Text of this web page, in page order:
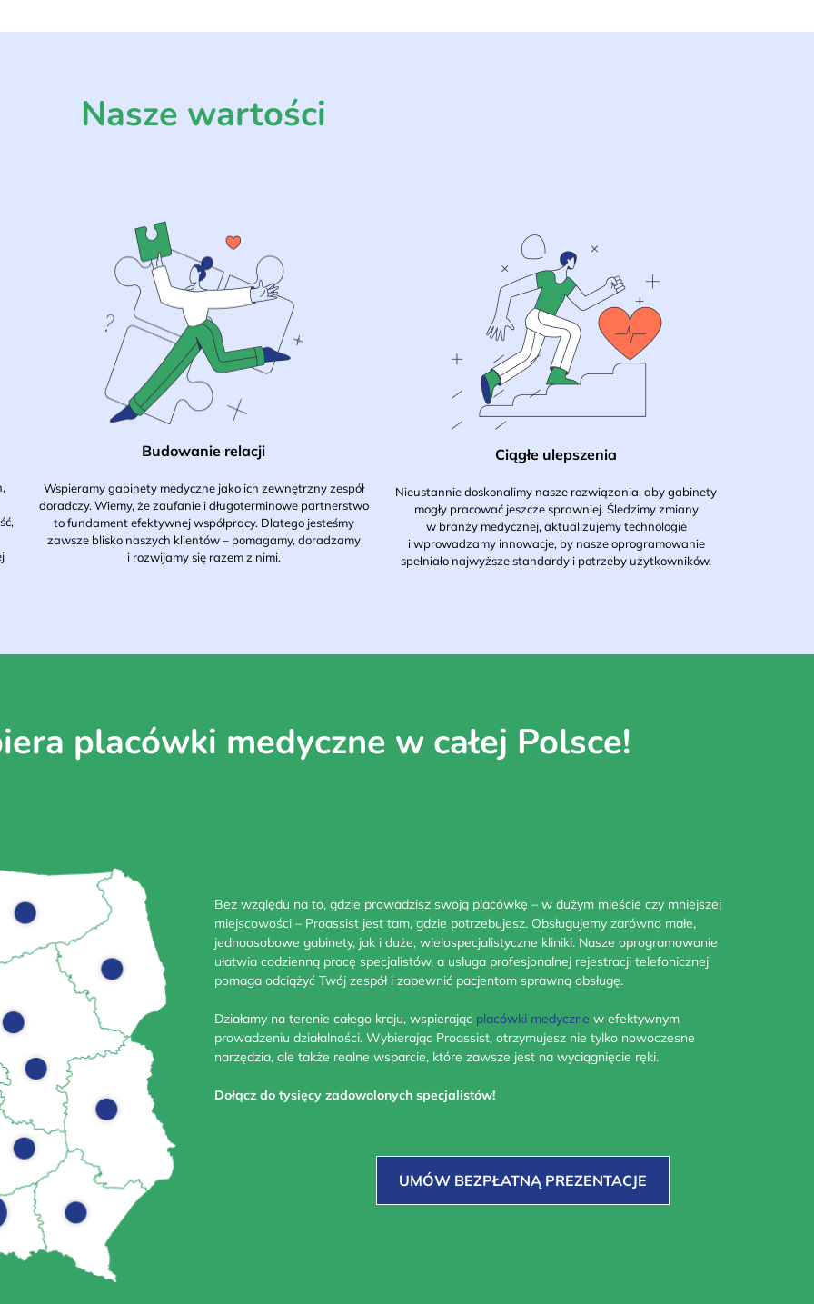
Nasze wartości
Budowanie relacji
Wspieramy gabinety medyczne jako ich zewnętrzny zespół
doradczy. Wiemy, że zaufanie i długoterminowe partnerstwo
to fundament efektywnej współpracy. Dlatego jesteśmy
zawsze blisko naszych klientów – pomagamy, doradzamy
i rozwijamy się razem z nimi.
Ciągłe ulepszenia
Nieustannie doskonalimy nasze rozwiązania, aby gabinety
mogły pracować jeszcze sprawniej. Śledzimy zmiany
w branży medycznej, aktualizujemy technologie
i wprowadzamy innowacje, by nasze oprogramowanie
spełniało najwyższe standardy i potrzeby użytkowników.
placówki medyczne w całej Polsce!
Bez względu na to, gdzie prowadzisz swoją placówkę – w dużym mieście czy mniejszej
miejscowości – Proassist jest tam, gdzie potrzebujesz. Obsługujemy zarówno małe,
jednoosobowe gabinety, jak i duże, wielospecjalistyczne kliniki. Nasze oprogramowanie
ułatwia codzienną pracę specjalistów, a usługa profesjonalnej rejestracji telefonicznej
pomaga odciążyć Twój zespół i zapewnić pacjentom sprawną obsługę.
Działamy na terenie całego kraju, wspierając placówki medyczne w efektywnym
prowadzeniu działalności. Wybierając Proassist, otrzymujesz nie tylko nowoczesne
narzędzia, ale także realne wsparcie, które zawsze jest na wyciągnięcie ręki.
Dołącz do tysięcy zadowolonych specjalistów!
UMÓW BEZPŁATNĄ PREZENTACJE